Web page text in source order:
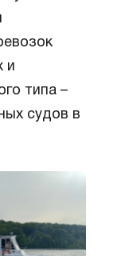
и
типа –
судов в